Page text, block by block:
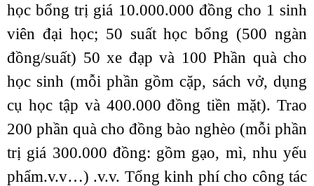
học bổng trị giá 10.000.000 đồng cho 1 sinh
viên đại học; 50 suất học bổng (500 ngàn
đồng/suất) 50 xe đạp và 100 Phần quà cho
học sinh (mỗi phần gồm cặp, sách vở, dụng
cụ học tập và 400.000 đồng tiền mặt). Trao
200 phần quà cho đồng bào nghèo (mỗi phần
trị giá 300.000 đồng: gồm gạo, mì, nhu yếu
phẩm.v.v…) .v.v. Tổng kinh phí cho công tác